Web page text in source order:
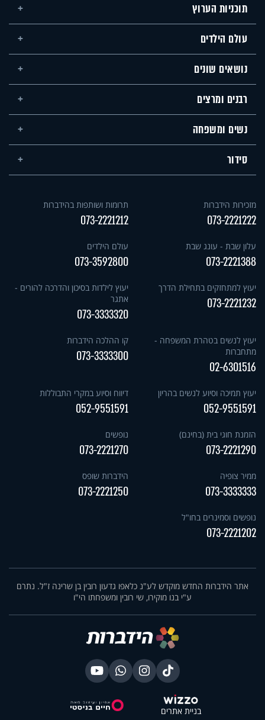
תוכניות הערוץ
עולם הילדים
נושאים שונים
רבנים ומרצים
נשים ומשפחה
סידור
מזכירות הידברות
073-2221222
תרומות ושותפות בהידברות
073-2221212
עלון שבת - עונג שבת
073-2221388
עולם הילדים
073-3592800
יעוץ למתחזקים בתחילת הדרך
073-2221232
יעוץ לילדות בסיכון והדרכה להורים -
אתגר
073-3333320
יעוץ לנשים בטהרת המשפחה -
מתחברות
02-6301516
קו ההלכה הידברות
073-3333300
יעוץ תמיכה וסיוע לנשים בהריון
052-9551591
דיווח וסיוע במקרי התבוללות
052-9551591
הזמנת חוגי בית (בחינם)
073-2221290
נופשים
073-2221270
ממיר צופיה
073-3333333
הידברות שופס
073-2221250
נופשים וסמינרים בחו"ל
073-2221202
אתר הידברות החדש מוקדש לע"נ כלאפו גדעון רובין בן שרינה ז"ל. נתרם
ע"י בנו מוקירו, שי רובין ומשפחתו הי"ו
בניית אתרים